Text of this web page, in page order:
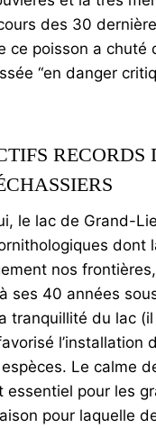
des 30
ce poisson a chuté
“en danger
RECORDS
le lac de Grand-
dont
nos frontières,
ses 40 années
tranquillité du lac
l’installation
Le calme
essentiel pour les
pour laquelle